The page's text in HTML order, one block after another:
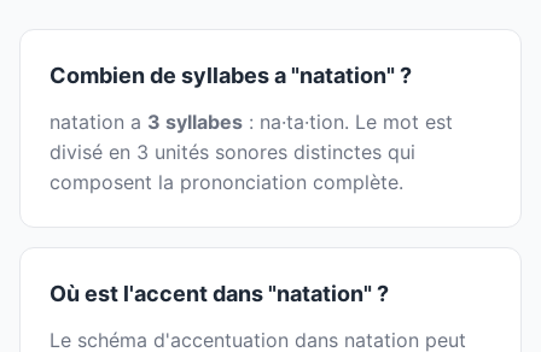
Combien de syllabes a "natation" ?
natation a 3 syllabes : na·ta·tion. Le mot est
divisé en 3 unités sonores distinctes qui
composent la prononciation complète.
Où est l'accent dans "natation" ?
Le schéma d'accentuation dans natation peut